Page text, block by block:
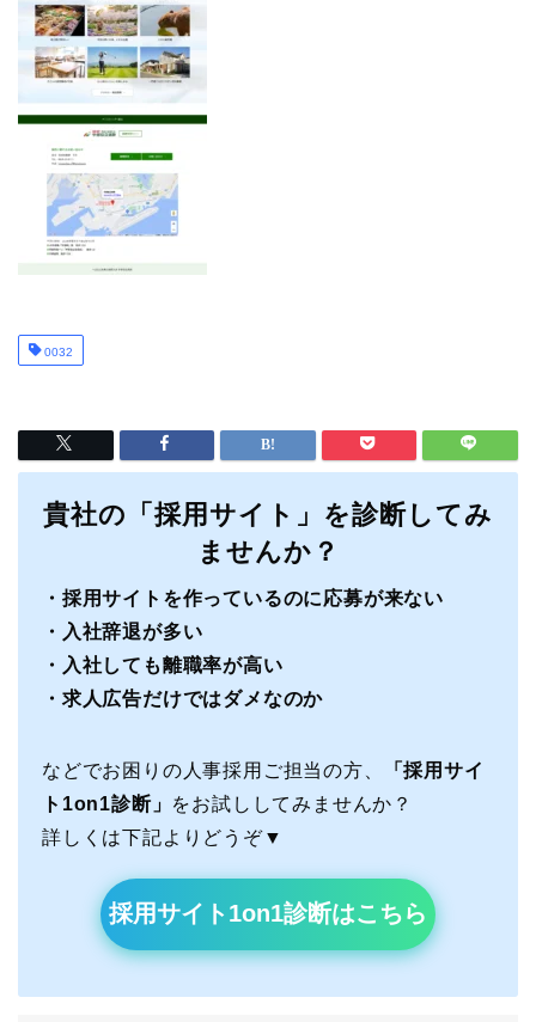
0032
貴社の「採用サイト」を診断してみ
ませんか？
・採用サイトを作っているのに応募が来ない
・入社辞退が多い
・入社しても離職率が高い
・求人広告だけではダメなのか
などでお困りの人事採用ご担当の方、
「採用サイ
ト1on1診断」 をお試ししてみませんか？
詳しくは下記よりどうぞ▼
採用サイト1on1診断はこちら